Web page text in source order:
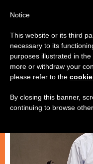
CHIESE LOCALI
Notice
This website or its third
necessary to its
purposes illustrated in
more or withdraw your
please refer to the
By closing this banner,
continuing to browse